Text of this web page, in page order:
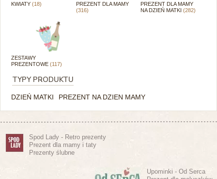
KWIATY (18)
PREZENT DLA MAMY
(316)
PREZENT DLA MAMY
NA DZIEŃ MATKI(282)
ZESTAWY
PREZENTOWE (117)
TYPY PRODUKTU
DZIEŃ MATKI PREZENT NA DZIEN MAMY
Spod Lady - Retro prezenty
Prezent dla mamy i taty
Prezenty ślubne
Upominki - Od Serca